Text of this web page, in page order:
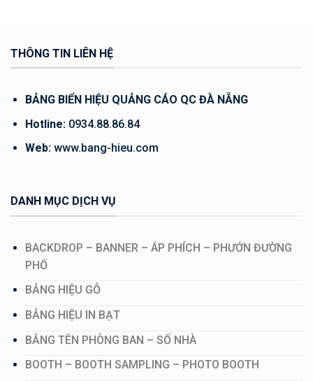
THÔNG TIN LIÊN HỆ
BẢNG BIỂN HIỆU QUẢNG CÁO QC ĐÀ NẴNG
Hotline:0934.88.86.84
Web:www.bang-hieu.com
DANH MỤC DỊCH VỤ
BACKDROP – BANNER – ÁP PHÍCH – PHƯỚN ĐƯỜNG
PHỐ
BẢNG HIỆU GỖ
BẢNG HIỆU IN BẠT
BẢNG TÊN PHÒNG BAN – SỐ NHÀ
BOOTH – BOOTH SAMPLING – PHOTO BOOTH